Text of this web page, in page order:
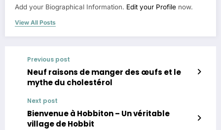
Add your Biographical Information. Edit your Profile now.
View All Posts
Previous post
Neuf raisons de manger des œufs et le
mythe du cholestérol
Next post
Bienvenue à Hobbiton – Un véritable
village de Hobbit